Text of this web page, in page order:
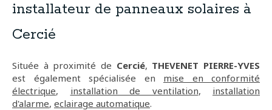
installateur de panneaux solaires à
Cercié
Située à proximité de Cercié, THEVENET PIERRE-YVES
est également spécialisée en mise en conformité
électrique, installation de ventilation, installation
d'alarme, eclairage automatique.